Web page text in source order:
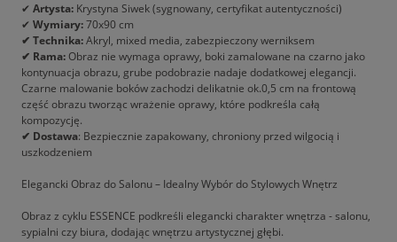
✔ Artysta: Krystyna Siwek (sygnowany, certyfikat autentyczności)
✔ Wymiary:70x90 cm
✔ Technika:Akryl, mixed media, zabezpieczony werniksem
✔ Rama: Obraz nie wymaga oprawy, boki zamalowane na czarno jako
kontynuacja obrazu, grube podobrazie nadaje dodatkowej elegancji.
Czarne malowanie boków zachodzi delikatnie ok.0,5 cm na frontową
część obrazu tworząc wrażenie oprawy, które podkreśla całą
kompozycję.
✔ Dostawa: Bezpiecznie zapakowany, chroniony przed wilgocią i
uszkodzeniem
Elegancki Obraz do Salonu – Idealny Wybór do Stylowych Wnętrz
Obraz z cyklu ESSENCE podkreśli elegancki charakter wnętrza - salonu,
sypialni czy biura, dodając wnętrzu artystycznej głębi.